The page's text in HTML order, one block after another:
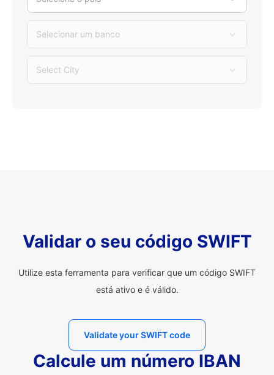
Selecionar um banco
Select City
Validar o seu código SWIFT
Utilize esta ferramenta para verificar que um código SWIFT
está ativo e é válido.
Validate your SWIFT code
Calcule um número IBAN